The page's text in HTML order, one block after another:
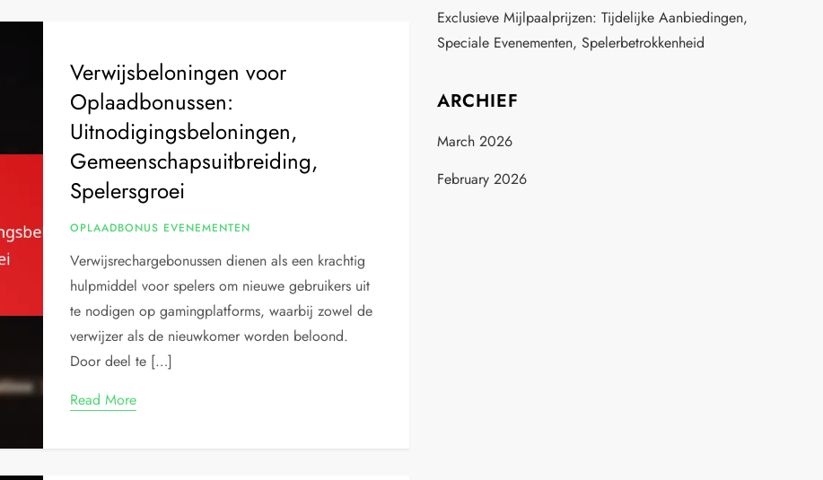
Verwijsbeloningen voor
Oplaadbonussen:
Uitnodigingsbeloningen,
Gemeenschapsuitbreiding,
Spelersgroei
OPLAADBONUS EVENEMENTEN
Verwijsrechargebonussen dienen als een krachtig
hulpmiddel voor spelers om nieuwe gebruikers uit
te nodigen op gamingplatforms, waarbij zowel de
verwijzer als de nieuwkomer worden beloond.
Door deel te […]
Read More
Exclusieve Mijlpaalprijzen: Tijdelijke Aanbiedingen,
Speciale Evenementen, Spelerbetrokkenheid
ARCHIEF
March 2026
February 2026